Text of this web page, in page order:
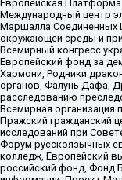
Европейская
Международный центр
Маршалла Соединенных
окружающей среды и
Всемирный конгресс
Европейский фонд за
Хармони, Родники
органов, Фалунь Дафа,
расследованию
Всемирная организация
Пражский гражданский
исследований при
Форум русскоязычных
колледж, Европейский
российский фонд, Фонд